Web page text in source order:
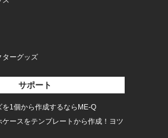
ターグッズ
サポート
を1個から作成するならME-Q
ケースをテンプレートから作成！ヨツ